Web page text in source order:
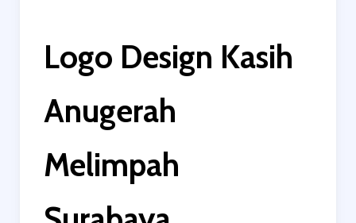
Logo Design Kasih
Anugerah
Melimpah